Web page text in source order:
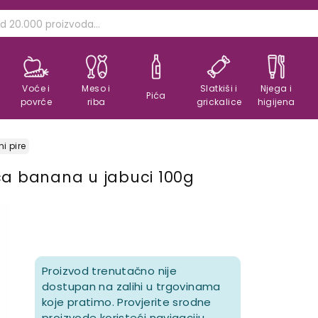
Voće i
povrće
Meso i
riba
Pića
Slatkiši i
grickalice
Njega i
higijena
pire
banana u jabuci 100g
Proizvod trenutačno nije
dostupan na zalihi u trgovinama
koje pratimo. Provjerite srodne